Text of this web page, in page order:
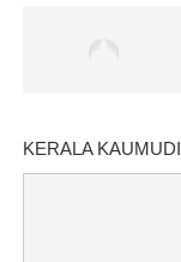
KERALA KAUMUDI